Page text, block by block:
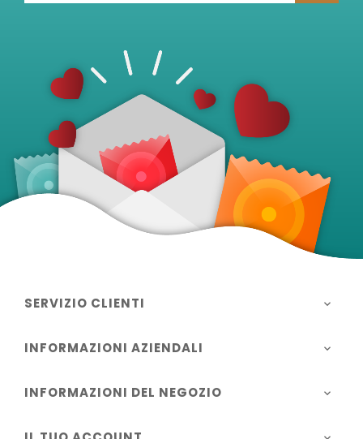
SERVIZIO CLIENTI 
INFORMAZIONI AZIENDALI 
INFORMAZIONI DEL NEGOZIO 